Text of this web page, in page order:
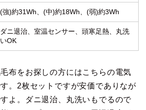
(強)約31Wh、(中)約18Wh、(弱)約3Wh
ダニ退治、室温センサー、頭寒足熱、丸洗
いOK
布をお探しの方にはこちらの電気
。2枚セットですが安価でありなが
よ。ダニ退治、丸洗いもでるので